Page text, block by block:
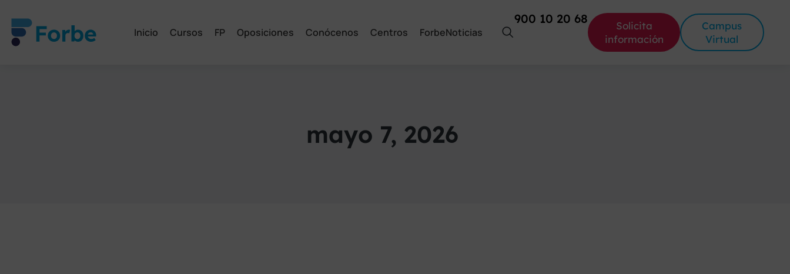
Inicio Cursos FP Oposiciones Conócenos Centros ForbeNoticias
900 10 20 68
Solicita
información
Campus
Virtual
mayo 7, 2026